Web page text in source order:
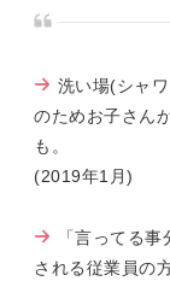
洗い場(シャ
のためお子さん
も。
(2019年1月)
「言ってる
される従業員の